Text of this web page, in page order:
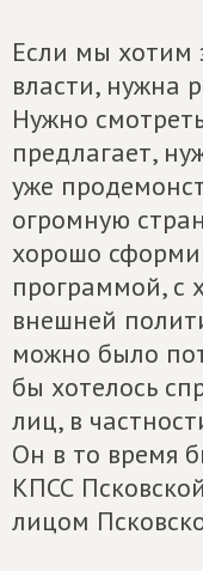
Если мы хотим
власти, нужна
Нужно
предлагает,
уже
огромную
хорошо
программой, с
внешней
можно было
бы хотелось
лиц, в
Он в то время
КПСС
лицом